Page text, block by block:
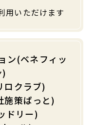
用いただけます
ン(ベネフィッ
)
ロクラブ)
施策ぱっと)
ドリー)